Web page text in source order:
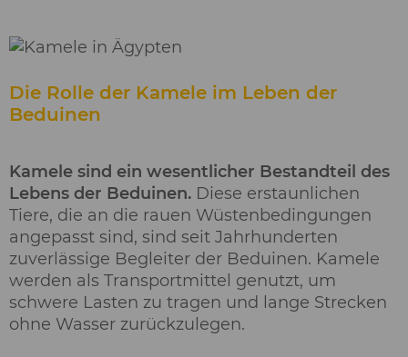
Die Rolle der Kamele im Leben der
Beduinen
Kamele sind ein wesentlicher Bestandteil des
Lebens der Beduinen. Diese erstaunlichen
Tiere, die an die rauen Wüstenbedingungen
angepasst sind, sind seit Jahrhunderten
zuverlässige Begleiter der Beduinen. Kamele
werden als Transportmittel genutzt, um
schwere Lasten zu tragen und lange Strecken
ohne Wasser zurückzulegen.